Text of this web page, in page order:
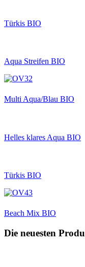
Türkis BIO
Aqua Streifen BIO
Multi Aqua/Blau BIO
Helles klares Aqua BIO
Türkis BIO
Beach Mix BIO
Die neuesten